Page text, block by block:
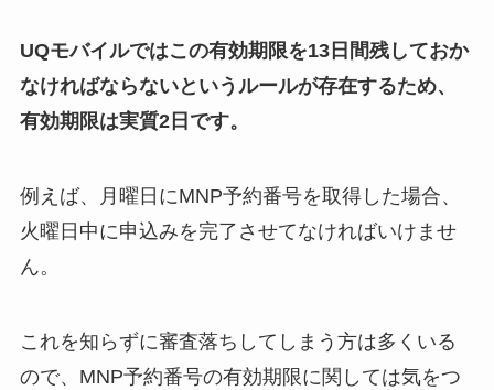
UQモバイルではこの有効期限を13日間残しておか
なければならないというルールが存在するため、
有効期限は実質2日です。
例えば、月曜日にMNP予約番号を取得した場合、
火曜日中に申込みを完了させてなければいけませ
ん。
これを知らずに審査落ちしてしまう方は多くいる
ので、MNP予約番号の有効期限に関しては気をつ